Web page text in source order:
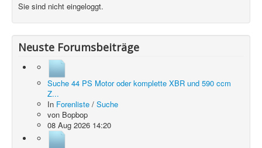
Sie sind nicht eingeloggt.
Neuste Forumsbeiträge
Suche 44 PS Motor oder komplette XBR und 590 ccm
Z...
In Forenliste / Suche
von Bopbop
08 Aug 2026 14:20